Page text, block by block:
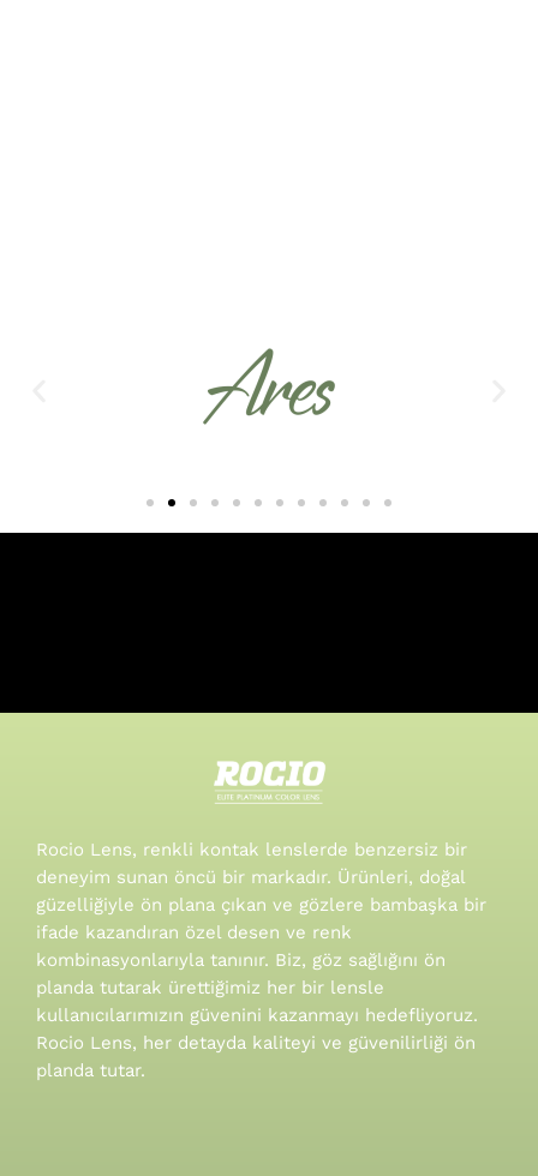
Rocio Lens, renkli kontak lenslerde benzersiz bir
deneyim sunan öncü bir markadır. Ürünleri, doğal
güzelliğiyle ön plana çıkan ve gözlere bambaşka bir
ifade kazandıran özel desen ve renk
kombinasyonlarıyla tanınır. Biz, göz sağlığını ön
planda tutarak ürettiğimiz her bir lensle
kullanıcılarımızın güvenini kazanmayı hedefliyoruz.
Rocio Lens, her detayda kaliteyi ve güvenilirliği ön
planda tutar.